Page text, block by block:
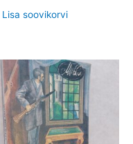
Lisa soovikorvi